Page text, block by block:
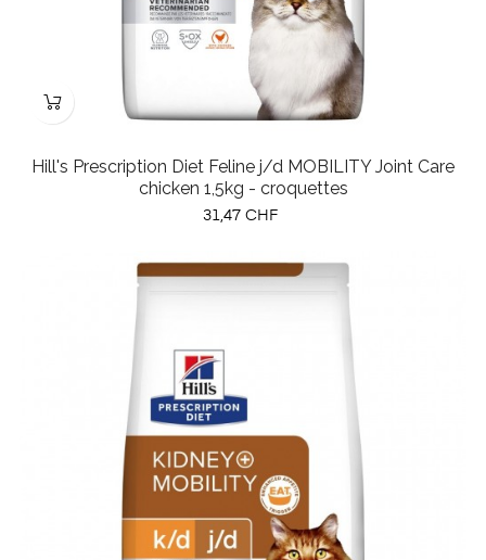
Hill's Prescription Diet Feline j/d MOBILITY Joint Care
chicken 1,5kg - croquettes
Prix
31,47 CHF